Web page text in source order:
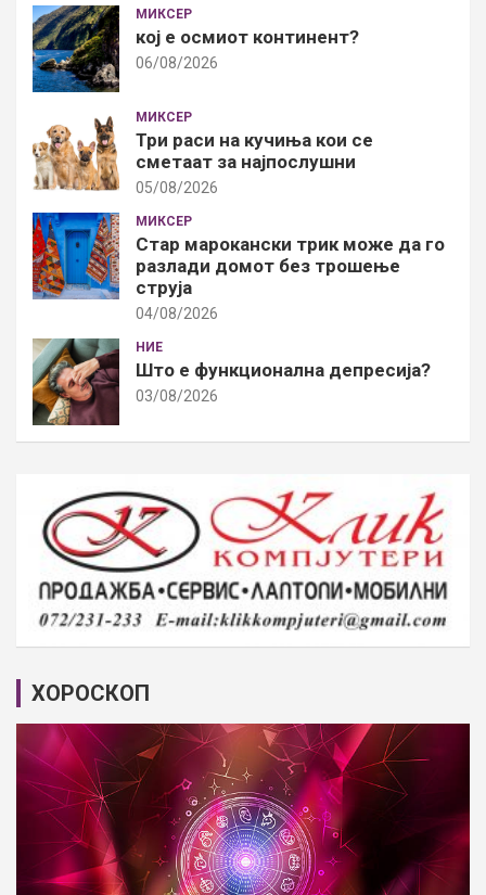
МИКСЕР
кој е осмиот континент?
06/08/2026
МИКСЕР
Три раси на кучиња кои се
сметаат за најпослушни
05/08/2026
МИКСЕР
Стар марокански трик може да го
разлади домот без трошење
струја
04/08/2026
НИЕ
Што е функционална депресија?
03/08/2026
ХОРОСКОП